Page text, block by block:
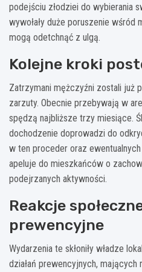
podejściu złodziei do wybierania
wywołały duże poruszenie
mogą odetchnąć z ulgą.
Kolejne kroki
Zatrzymani mężczyźni zostali już
zarzuty. Obecnie przebywają w
spędzą najbliższe trzy miesiące.
dochodzenie doprowadzi do
w ten proceder oraz
apeluje do mieszkańców o
podejrzanych aktywności.
Reakcje
prewencyjne
Wydarzenia te skłoniły władze
działań prewencyjnych, mających